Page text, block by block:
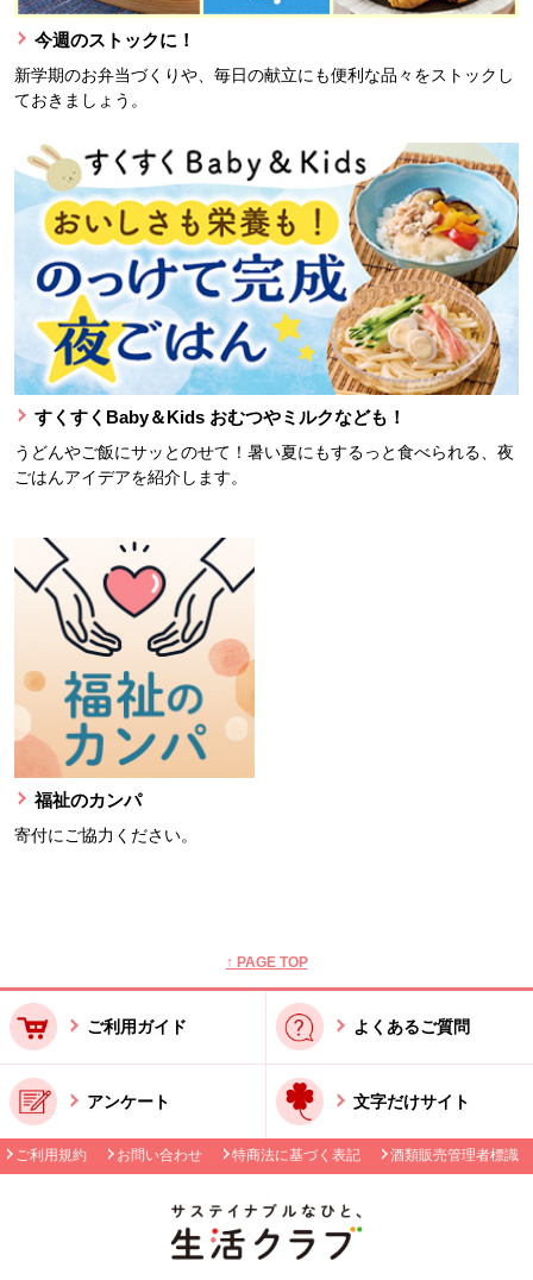
今週のストックに！
新学期のお弁当づくりや、毎日の献立にも便利な品々をストックし
ておきましょう。
すくすくBaby＆Kids おむつやミルクなども！
うどんやご飯にサッとのせて！暑い夏にもするっと食べられる、夜
ごはんアイデアを紹介します。
福祉のカンパ
寄付にご協力ください。
↑ PAGE TOP
ご利用ガイド よくあるご質問
アンケート 文字だけサイト
ご利用規約 お問い合わせ 特商法に基づく表記 酒類販売管理者標識